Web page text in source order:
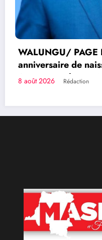
Congolais
Qui sommes-
Le Groupe de Presse
médiatique d’envergure,
Catécories